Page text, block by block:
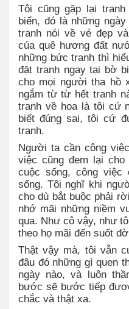
Tôi cũng gặp lại
biển, đó là những
tranh nói về vẻ đẹp
của quê hương đất
những bức tranh thì
đặt tranh ngay tại bờ
cho mọi người tha
ngắm từ từ hết tranh
tranh về hoa là tôi cứ
biết đúng sai, tôi cứ
tranh.
Người ta cần công
việc cũng đem lại
cuộc sống, công
sống. Tôi nghĩ khi
cho dù bắt buộc phải
nhớ mãi những niềm
qua. Như cô vậy, như
theo họ mãi đến suốt
Thật vậy mà, tôi vẫn
đâu đó những gì quen
ngày nào, và luôn
bước sẽ bước tiếp
chắc và thật xa.